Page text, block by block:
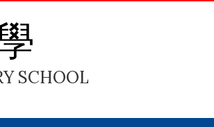
SCHOOL